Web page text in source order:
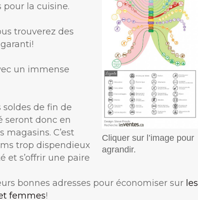
Cliquer sur l’image pour
agrandir.
pour la cuisine.
trouverez des
un immense
de fin de
seront donc en
C’est
trop dispendieux
et s’offrir une paire
bonnes adresses pour économiser sur les
femmes!